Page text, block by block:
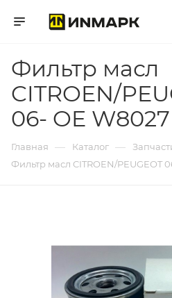
Фильтр масл
CITROEN/
06- OE W8027
Главная — Каталог —
Фильтр масл CITROEN/PEUGEOT